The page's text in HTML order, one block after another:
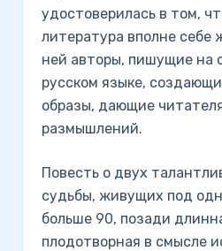
удостоверилась в том,
литература вполне себе
ней авторы, пишущие на
русском языке,
образы, дающие
размышлений.
Повесть о двух
судьбы, живущих под
больше 90, позади
плодотворная в смысле